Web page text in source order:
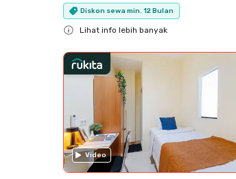
Diskon sewa min. 12 Bulan
Lihat info lebih banyak
Video